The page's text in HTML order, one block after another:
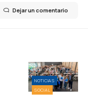
Dejar un comentario
NOTICIAS
SOCIAL